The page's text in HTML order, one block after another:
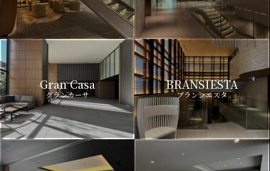
Gran Casa
グランカーサ
BRANSIESTA
ブランシエスタ